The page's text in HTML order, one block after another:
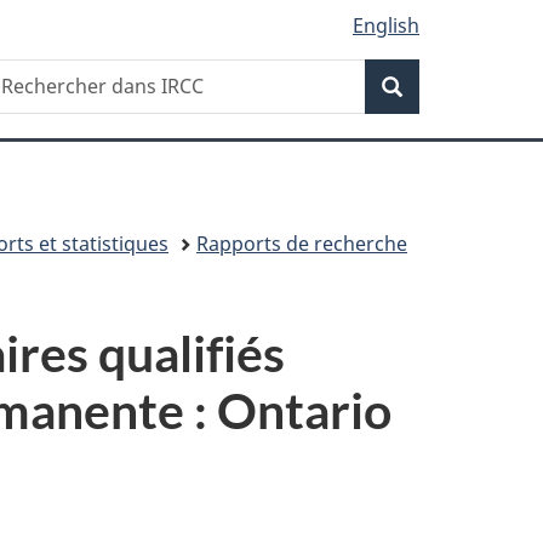
English
Recherche
et statistiques Rapports de recherche
qualifiés
: Ontario